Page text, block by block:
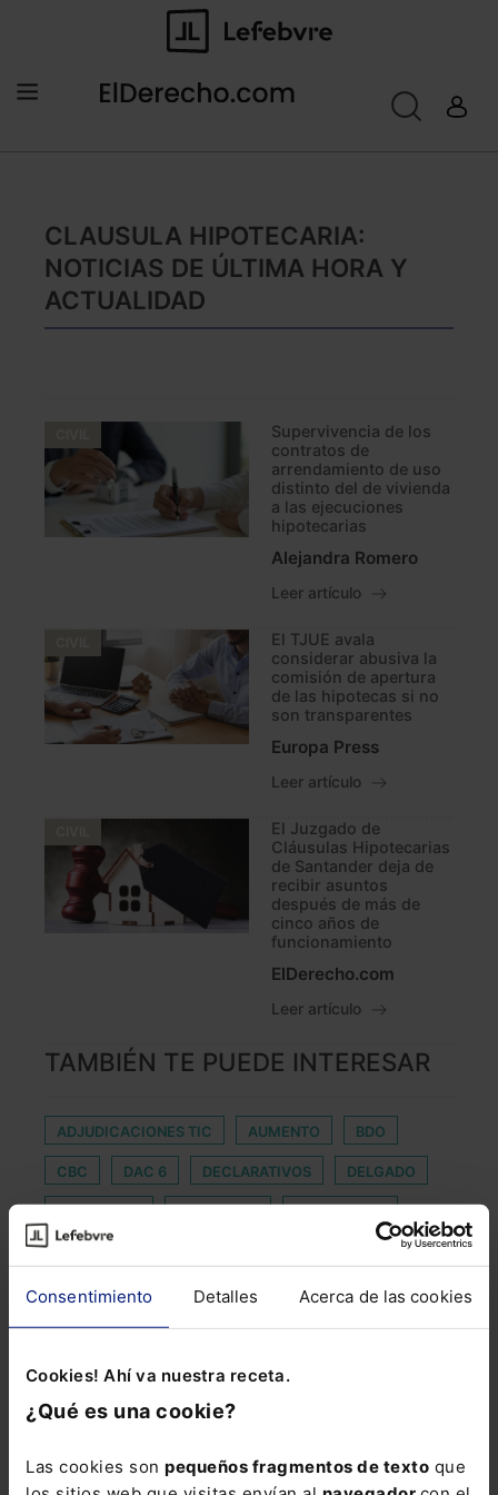
Consentimiento Detalles Acerca de las cookies
Cookies! Ahí va nuestra receta.
¿Qué es una cookie?
Las cookies son pequeños fragmentos de texto que
CLAUSULA HIPOTECARIA:
NOTICIAS DE ÚLTIMA HORA Y
ACTUALIDAD
Supervivencia de los
contratos de
arrendamiento de uso
distinto del de vivienda
a las ejecuciones
hipotecarias
Alejandra Romero
Leer artículo
El TJUE avala
considerar abusiva la
comisión de apertura
de las hipotecas si no
son transparentes
Europa Press
Leer artículo
El Juzgado de
Cláusulas Hipotecarias
de Santander deja de
recibir asuntos
después de más de
cinco años de
funcionamiento
ElDerecho.com
Leer artículo
TAMBIÉN TE PUEDE INTERESAR
ADJUDICACIONES TIC AUMENTO BDO
CBC DAC 6 DECLARATIVOS DELGADO
MOTOR
PERSONA CONSUMIDORA VULNERABLE
PIRATERÍA EDITORIAL PLAN ESTATAL DE VIVIENDA
PREMIOS EXPANSION JURIDICO
PROTECCIÓN DE CONSUMIDORES